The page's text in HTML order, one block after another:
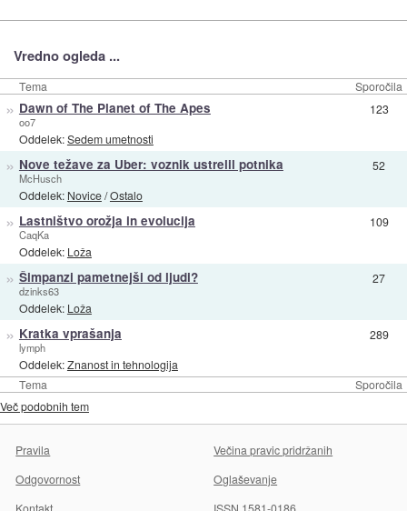
Vredno ogleda ...
Tema Sporočila
Tema Sporočila
» Dawn of The Planet of The Apes
oo7
Oddelek:Sedem umetnosti
123
» Nove težave za Uber: voznik ustrelil potnika
McHusch
Oddelek: Novice/Ostalo
52
» Lastništvo orožja in evolucija
CaqKa
Oddelek: Loža
109
» Šimpanzi pametnejši od ljudi?
dzinks63
Oddelek: Loža
27
» Kratka vprašanja
lymph
Oddelek:Znanost in tehnologija
289
Več podobnih tem
Pravila
Večina pravic pridržanih
Odgovornost
Oglaševanje
Kontakt
ISSN 1581-0186